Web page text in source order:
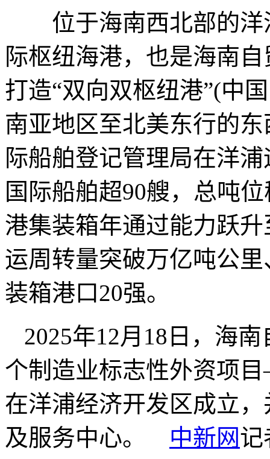
位于海南西北部的洋
际枢纽海港，也是海南
打造“双向双枢纽港”(中
南亚地区至北美东行的
际船舶登记管理局在洋
国际船舶超90艘，总吨
港集装箱年通过能力跃
运周转量突破万亿吨公
装箱港口20强。
2025年12月18日，海
个制造业标志性外资项
在洋浦经济开发区成立
及服务中心。 中新网记